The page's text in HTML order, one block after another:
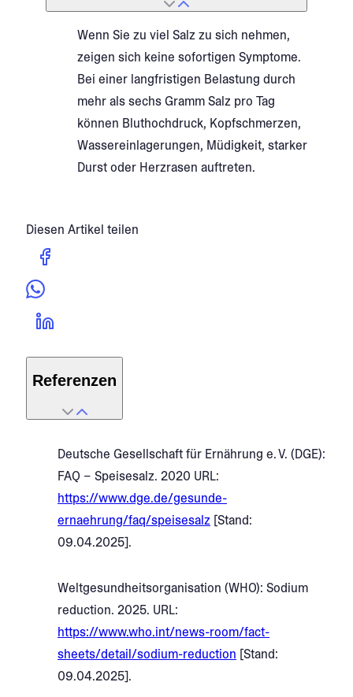
Wenn Sie zu viel Salz zu sich nehmen,
zeigen sich keine sofortigen Symptome.
Bei einer langfristigen Belastung durch
mehr als sechs Gramm Salz pro Tag
können Bluthochdruck, Kopfschmerzen,
Wassereinlagerungen, Müdigkeit, starker
Durst oder Herzrasen auftreten.
Diesen Artikel teilen
Referenzen
Deutsche Gesellschaft für Ernährung e. V. (DGE):
FAQ – Speisesalz. 2020 URL:
https://www.dge.de/gesunde-
ernaehrung/faq/speisesalz [Stand:
09.04.2025]. ​
​Weltgesundheitsorganisation (WHO): Sodium
reduction. 2025. URL:
https://www.who.int/news-room/fact-
sheets/detail/sodium-reduction [Stand:
09.04.2025].